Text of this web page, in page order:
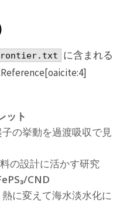
に含まれる
ット
の挙動を過渡吸収で見
の設計に活かす研究
CND
に変えて海水淡水化に